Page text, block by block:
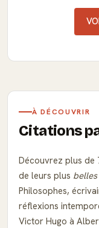
À DÉCOUVRIR
Citations
Découvrez plus de
de leurs plus
Philosophes,
réflexions
Victor Hugo à